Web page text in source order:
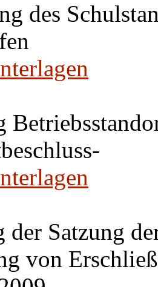
des
der Satzung
von